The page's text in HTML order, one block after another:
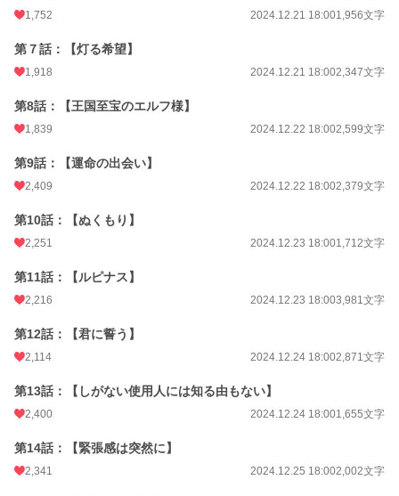
1,752 2024.12.21 18:001,956文字
第７話：【灯る希望】
1,918 2024.12.21 18:002,347文字
第8話：【王国至宝のエルフ様】
1,839 2024.12.22 18:002,599文字
第9話：【運命の出会い】
2,409 2024.12.22 18:002,379文字
第10話：【ぬくもり】
2,251 2024.12.23 18:001,712文字
第11話：【ルピナス】
2,216 2024.12.23 18:003,981文字
第12話：【君に誓う】
2,114 2024.12.24 18:002,871文字
第13話：【しがない使用人には知る由もない】
2,400 2024.12.24 18:001,655文字
第14話：【緊張感は突然に】
2,341 2024.12.25 18:002,002文字